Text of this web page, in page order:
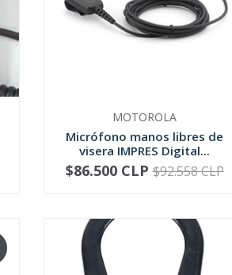
MOTOROLA
Micrófono manos libres de
visera IMPRES Digital...
+
-$86.500 CLP$92.558 CLP